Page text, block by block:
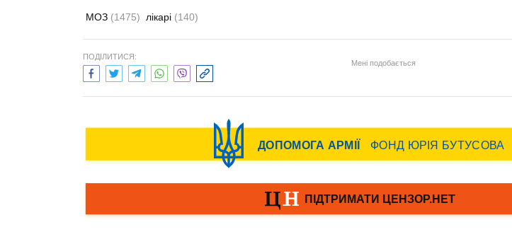
МОЗ (1475) лікарі (140)
ПОДІЛИТИСЯ:
Мені подобається